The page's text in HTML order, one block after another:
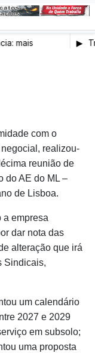
mais
SNS
com o
realizou-
reunião de
do AE do ML –
de Lisboa.
a empresa
dar nota das
alteração que irá
Sindicais,
um calendário
2027 e 2029
em subsolo;
uma proposta